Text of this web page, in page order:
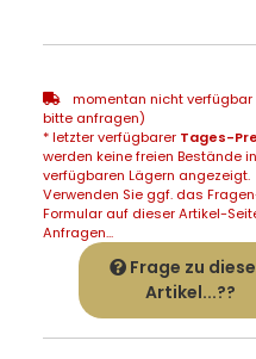
momentan nicht
bitte anfragen)
* letzter verfügbarer Tages-
werden keine freien Bestände
verfügbaren Lägern angezeigt.
Verwenden Sie ggf. das
Formular auf dieser Artikel-
Anfragen...
Frage zu
Artikel...??